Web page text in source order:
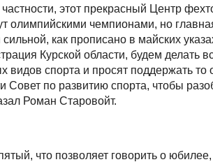
этот прекрасный Центр
олимпийскими чемпионами, но
сильной, как прописано в майских
Курской области, будем делать
видов спорта и просят поддержать
Совет по развитию спорта, чтобы
Роман Старовойт.
что позволяет говорить о